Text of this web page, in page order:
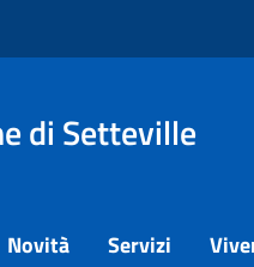
di Setteville
Novità Servizi